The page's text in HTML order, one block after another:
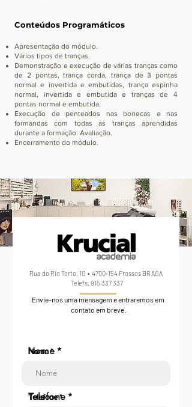
Conteúdos Programáticos
Apresentação do módulo.
Vários tipos de tranças.
Demonstração e execução de várias tranças como
de 2 pontas, trança corda, trança de 3 pontas
normal e invertida e embutidas, trança espinha
normal, invertida e embutida e tranças de 4
pontas normal e embutida.
Execução de penteados nas bonecas e nas
formandas com todas as tranças aprendidas
durante a formação. Avaliação.
Encerramento do módulo.
Envie-nos uma mensagem e entraremos em
contato em breve.
Rua do Rio Torto, 10 • 4700-154 Frossos BRAGA
Telefs. 915 337 337
Nome
Nome *
Telefone
Telefone *